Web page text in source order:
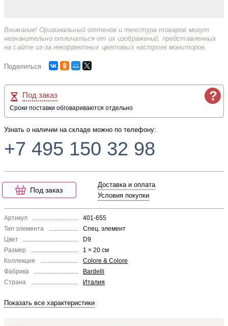
Внимание! Оригинальный оттенок и текстура товаров могут
незначительно отличаться от их изображений, представленных
на сайте из-за некорректных цветовых настроек мониторов.
Поделиться
?
Под заказ
Сроки поставки обговариваются отдельно
Узнать о наличии на складе можно по телефону:
+7 495 150 32 98
Под заказ
Доставка и оплата
Условия покупки
Артикул
401-655
Тип элемента
Спец. элемент
Цвет
D9
Размер
1 × 20 см
Коллекция
Colore & Colore
Фабрика
Bardelli
Страна
Италия
Показать все характеристики